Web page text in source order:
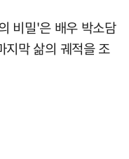
비밀'은 배우 박소담
지막 삶의 궤적을 조